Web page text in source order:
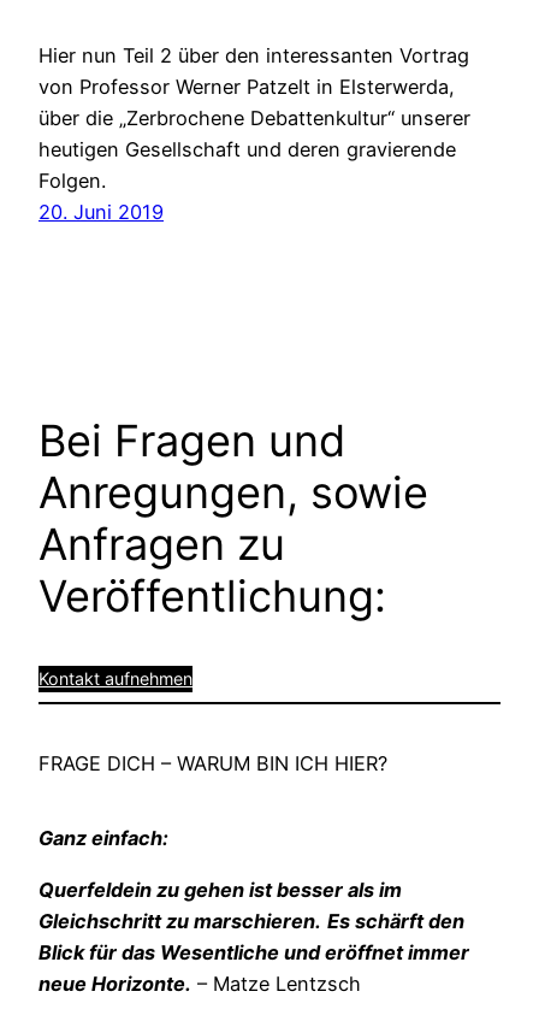
Hier nun Teil 2 über den interessanten Vortrag
von Professor Werner Patzelt in Elsterwerda,
über die „Zerbrochene Debattenkultur“ unserer
heutigen Gesellschaft und deren gravierende
Folgen.
20. Juni 2019
Bei Fragen und
Anregungen, sowie
Anfragen zu
Veröffentlichung:
Kontakt aufnehmen
FRAGE DICH – WARUM BIN ICH HIER?
Ganz einfach:
Querfeldein zu gehen ist besser als im
Gleichschritt zu marschieren. Es schärft den
Blick für das Wesentliche und eröffnet immer
neue Horizonte. – Matze Lentzsch